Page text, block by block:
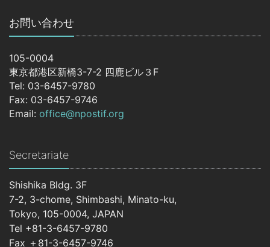
お問い合わせ
105-0004
東京都港区新橋3-7-2 四鹿ビル３F
Tel: 03-6457-9780
Fax: 03-6457-9746
Email: office@npostif.org
Secretariate
Shishika Bldg. 3F
7-2, 3-chome, Shimbashi, Minato-ku,
Tokyo, 105-0004, JAPAN
Tel +81-3-6457-9780
Fax ＋81-3-6457-9746